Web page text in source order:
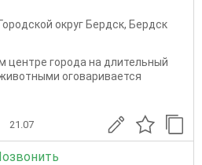
Городской округ Бердск, Бердск
центре города на длительный
оговаривается
21.07